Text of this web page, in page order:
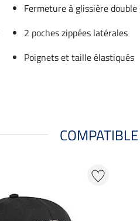
Fermeture à glissière
2 poches zippées latérales
Poignets et taille élastiqués